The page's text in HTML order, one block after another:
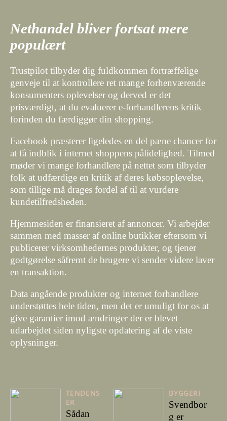
Nethandel bliver fortsat mere
populært
Trustpilot tilbyder dig fuldkommen fortræffelige
genveje til at kontrollere ret mange forhenværende
konsumenters oplevelser og derved er det
prisværdigt, at du evaluerer e-forhandlerens kritik
forinden du færdiggør din shopping.
Facebook præsterer ligeledes en del pæne chancer for
at få indblik i internet shoppens pålidelighed. Tilmed
møder vi mange forhandlere på nettet som tilbyder
folk at udfærdige en kritik af deres købsoplevelse,
som tillige må drages fordel af til at vurdere
kundetilfredsheden.
Hjemmesiden er finansieret af annoncer. Vi arbejder
sammen med masser af online butikker eftersom vi
publicerer virksomhedernes produkter, og tjener
godtgørelse såfremt de brugere vi sender videre laver
en transaktion.
Data angående produkter og internet forhandlere
understøttes hele tiden, men det er umuligt for os at
give garantier imod ændringer der er blevet
udarbejdet siden nyligste opdatering af de viste
oplysninger.
TENDENS
ER
Sådan
BYGGERI
Svendbor
g er